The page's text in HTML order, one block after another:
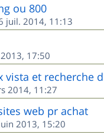
ou 800
juil. 2014, 11:13
17:50
vista et recherche
2014, 11:27
web pr achat
2013, 15:20